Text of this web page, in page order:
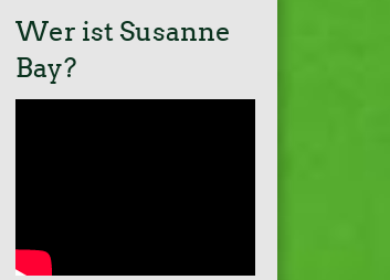
Wer ist Susanne
Bay?